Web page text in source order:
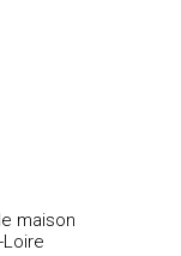
maison